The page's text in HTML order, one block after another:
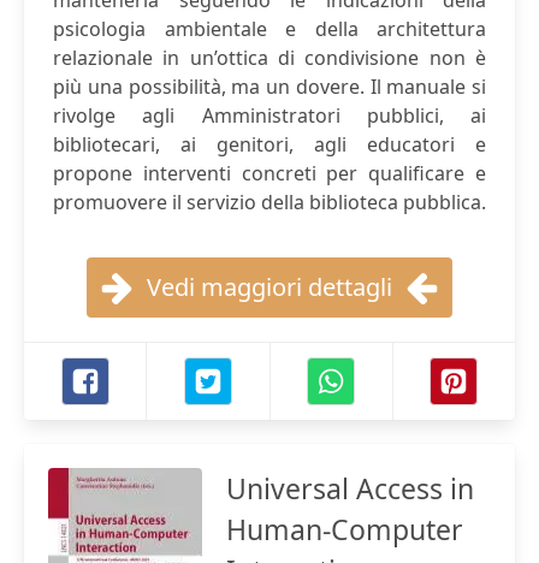
psicologia ambientale e della architettura
relazionale in un’ottica di condivisione non è
più una possibilità, ma un dovere. Il manuale si
rivolge agli Amministratori pubblici, ai
bibliotecari, ai genitori, agli educatori e
propone interventi concreti per qualificare e
promuovere il servizio della biblioteca pubblica.
Vedi maggiori dettagli
Universal Access in
Human-Computer